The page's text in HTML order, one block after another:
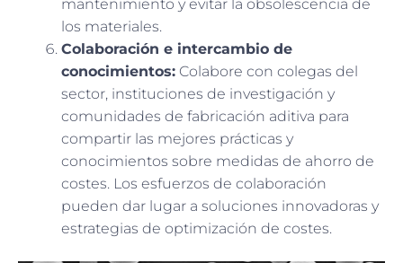
mantenimiento y evitar la obsolescencia de
los materiales.
Colaboración e intercambio de
conocimientos: Colabore con colegas del
sector, instituciones de investigación y
comunidades de fabricación aditiva para
compartir las mejores prácticas y
conocimientos sobre medidas de ahorro de
costes. Los esfuerzos de colaboración
pueden dar lugar a soluciones innovadoras y
estrategias de optimización de costes.